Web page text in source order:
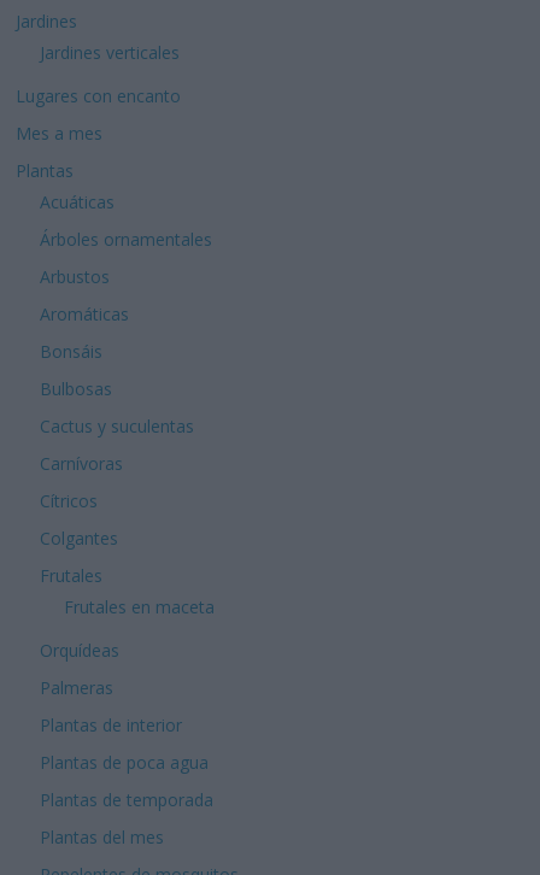
Jardines
Jardines verticales
Lugares con encanto
Mes a mes
Plantas
Acuáticas
Árboles ornamentales
Arbustos
Aromáticas
Bonsáis
Bulbosas
Cactus y suculentas
Carnívoras
Cítricos
Colgantes
Frutales
Frutales en maceta
Orquídeas
Palmeras
Plantas de interior
Plantas de poca agua
Plantas de temporada
Plantas del mes